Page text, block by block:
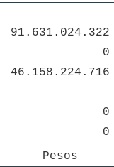
91.631.024.322
0
46.158.224.716
0
0
Pesos